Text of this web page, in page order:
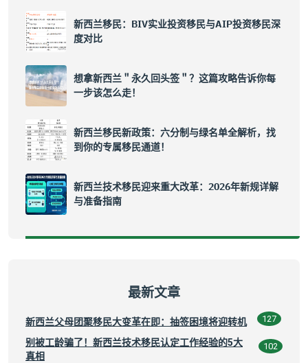
新西兰移民：BIV实业投资移民与AIP投资移民深
度对比
想拿新西兰＂永久回头签＂？这篇攻略告诉你每
一步该怎么走！
新西兰移民新政策：六分制与绿名单全解析，找
到你的专属移民通道！
新西兰技术移民迎来重大改革：2026年新规详解
与准备指南
最新文章
新西兰父母团聚移民大变革在即：抽签困境将迎转机 127
别被工龄骗了！新西兰技术移民认定工作经验的5大
真相
102